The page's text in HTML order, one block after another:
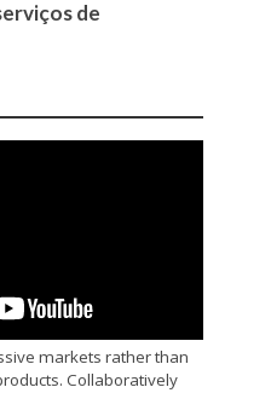
de
markets rather than
Collaboratively